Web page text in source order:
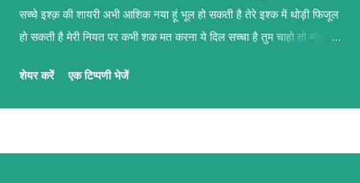
सच्चे इश्क़ की शायरी अभी आशिक नया हूं भूल हो सकती है तेरे इश्क में थोड़ी फिजूल
हो सकती है मेरी नियत पर कभी शक मत करना ये दिल सच्चा है तुम चाहो तो मोहब्बत
तुम सिर्फ खूबसूरत ही नहीं मेरे हर ख्वाहिश की इबादत हो तुम्हें दुल्हन बनाने का इरादा
शेयर करें एक टिप्पणी भेजें